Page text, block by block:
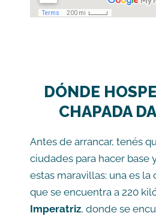
DÓNDE
CHAPADA
Antes de arrancar, tenés
ciudades para hacer base
estas maravillas: una es la
que se encuentra a 220
Imperatriz, donde se